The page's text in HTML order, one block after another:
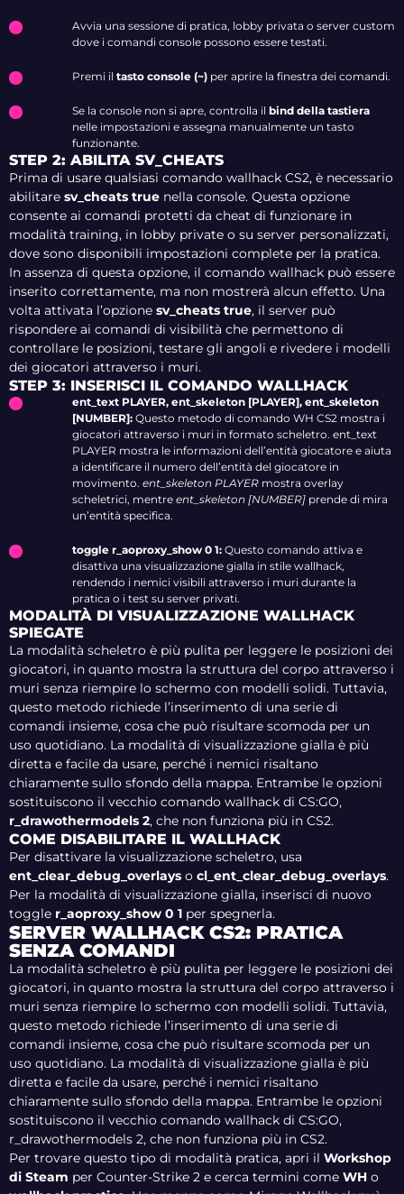
Avvia una sessione di pratica, lobby privata o server custom
dove i comandi console possono essere testati.
Premi il tasto console (~) per aprire la finestra dei comandi.
Se la console non si apre, controlla il bind della tastiera
nelle impostazioni e assegna manualmente un tasto
funzionante.
STEP 2: ABILITA SV_CHEATS
Prima di usare qualsiasi comando wallhack CS2, è necessario
abilitare sv_cheats true nella console. Questa opzione
consente ai comandi protetti da cheat di funzionare in
modalità training, in lobby private o su server personalizzati,
dove sono disponibili impostazioni complete per la pratica.
In assenza di questa opzione, il comando wallhack può essere
inserito correttamente, ma non mostrerà alcun effetto. Una
volta attivata l’opzione sv_cheats true, il server può
rispondere ai comandi di visibilità che permettono di
controllare le posizioni, testare gli angoli e rivedere i modelli
dei giocatori attraverso i muri.
STEP 3: INSERISCI IL COMANDO WALLHACK
ent_text PLAYER, ent_skeleton [PLAYER], ent_skeleton
[NUMBER]: Questo metodo di comando WH CS2 mostra i
giocatori attraverso i muri in formato scheletro. ent_text
PLAYER mostra le informazioni dell’entità giocatore e aiuta
a identificare il numero dell’entità del giocatore in
movimento. ent_skeleton PLAYER mostra overlay
scheletrici, mentre ent_skeleton [NUMBER] prende di mira
un’entità specifica.
toggle r_aoproxy_show 0 1: Questo comando attiva e
disattiva una visualizzazione gialla in stile wallhack,
rendendo i nemici visibili attraverso i muri durante la
pratica o i test su server privati.
MODALITÀ DI VISUALIZZAZIONE WALLHACK
SPIEGATE
La modalità scheletro è più pulita per leggere le posizioni dei
giocatori, in quanto mostra la struttura del corpo attraverso i
muri senza riempire lo schermo con modelli solidi. Tuttavia,
questo metodo richiede l’inserimento di una serie di
comandi insieme, cosa che può risultare scomoda per un
uso quotidiano. La modalità di visualizzazione gialla è più
diretta e facile da usare, perché i nemici risaltano
chiaramente sullo sfondo della mappa. Entrambe le opzioni
sostituiscono il vecchio comando wallhack di CS:GO,
r_drawothermodels 2, che non funziona più in CS2.
COME DISABILITARE IL WALLHACK
Per disattivare la visualizzazione scheletro, usa
ent_clear_debug_overlays o cl_ent_clear_debug_overlays.
Per la modalità di visualizzazione gialla, inserisci di nuovo
toggle r_aoproxy_show 0 1 per spegnerla.
SERVER WALLHACK CS2: PRATICA
SENZA COMANDI
La modalità scheletro è più pulita per leggere le posizioni dei
giocatori, in quanto mostra la struttura del corpo attraverso i
muri senza riempire lo schermo con modelli solidi. Tuttavia,
questo metodo richiede l’inserimento di una serie di
comandi insieme, cosa che può risultare scomoda per un
uso quotidiano. La modalità di visualizzazione gialla è più
diretta e facile da usare, perché i nemici risaltano
chiaramente sullo sfondo della mappa. Entrambe le opzioni
sostituiscono il vecchio comando wallhack di CS:GO,
r_drawothermodels 2, che non funziona più in CS2.
Per trovare questo tipo di modalità pratica, apri il Workshop
di Steam per Counter-Strike 2 e cerca termini come WH o